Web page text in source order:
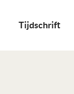
Tijdschrift